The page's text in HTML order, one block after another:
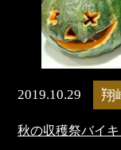
2019.10.29 翔
秋の収穫祭バイ